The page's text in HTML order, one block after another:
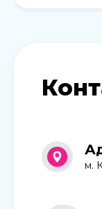
м.